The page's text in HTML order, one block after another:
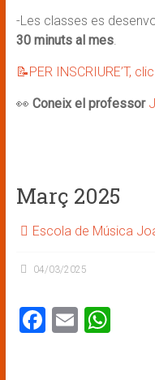
-Les classes es
30 minuts al mes.
📝PER INSCRIURE’T,
👀 Coneix el professor
Març 2025
Escola de Música
04/03/2025
F E W